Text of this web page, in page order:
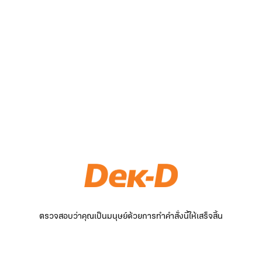
ตรวจสอบว่าคุณเป็นมนุษย์ด้วยการทำคำสั่งนี้ให้เสร็จสิ้น